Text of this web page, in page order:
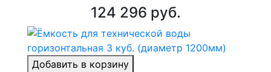
124 296 руб.
Добавить в корзину